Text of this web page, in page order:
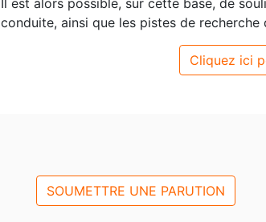
conduite, ainsi que les pistes de recherche
Cliquez ici
SOUMETTRE UNE PARUTION